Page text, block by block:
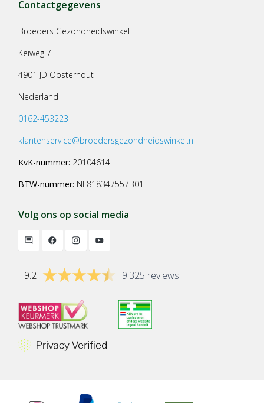
Contactgegevens
Broeders Gezondheidswinkel
Keiweg 7
4901 JD Oosterhout
Nederland
0162-453223
klantenservice@broedersgezondheidswinkel.nl
KvK-nummer: 20104614
BTW-nummer: NL818347557B01
Volg ons op social media
9.2 9.325 reviews